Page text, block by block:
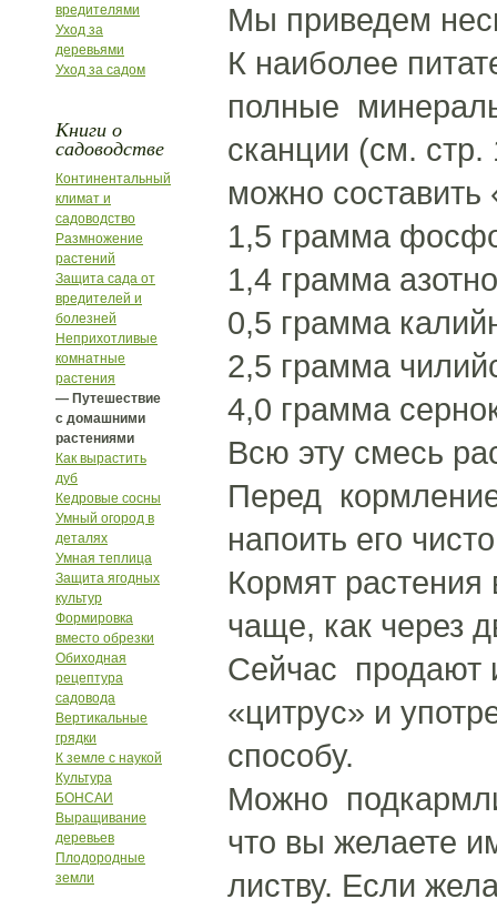
вредителями
Уход за
деревьями
Уход за садом
Книги о
садоводстве
Континентальный
климат и
садоводство
Размножение
растений
Защита сада от
вредителей и
болезней
Неприхотливые
комнатные
растения
— Путешествие
с домашними
растениями
Как вырастить
дуб
Кедровые сосны
Умный огород в
деталях
Умная теплица
Защита ягодных
культур
Формировка
вместо обрезки
Обиходная
рецептура
садовода
Вертикальные
грядки
К земле с наукой
Культура
БОНСАИ
Выращивание
деревьев
Плодородные
земли
Мы приведем
К наиболее
полные
сканции (см.
можно
1,5 грамма
1,4 грамма
0,5 грамма
2,5 грамма
4,0 грамма
Всю эту смесь
Перед
напоить его
Кормят
чаще, как через
Сейчас продают
«цитрус» и
способу.
Можно
что вы желаете
листву. Если